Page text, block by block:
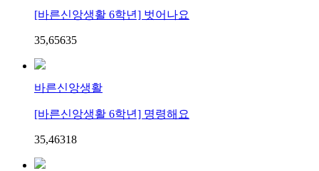
[바른신앙생활 6학년] 벗어나요
35,65635
바른신앙생활
[바른신앙생활 6학년] 명령해요
35,46318